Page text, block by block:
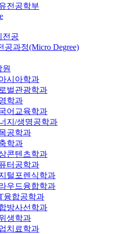
전공학부
전공
공과정(Micro Degree)
원
시아학과
벌관광학과
학과
어교육학과
지/생명공학과
공학과
학과
콘텐츠학과
터공학과
털포렌식학과
우드융합학과
융합공학과
방사선학과
생학과
치료학과